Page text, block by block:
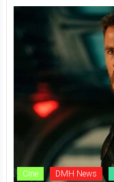
Cine DMH News